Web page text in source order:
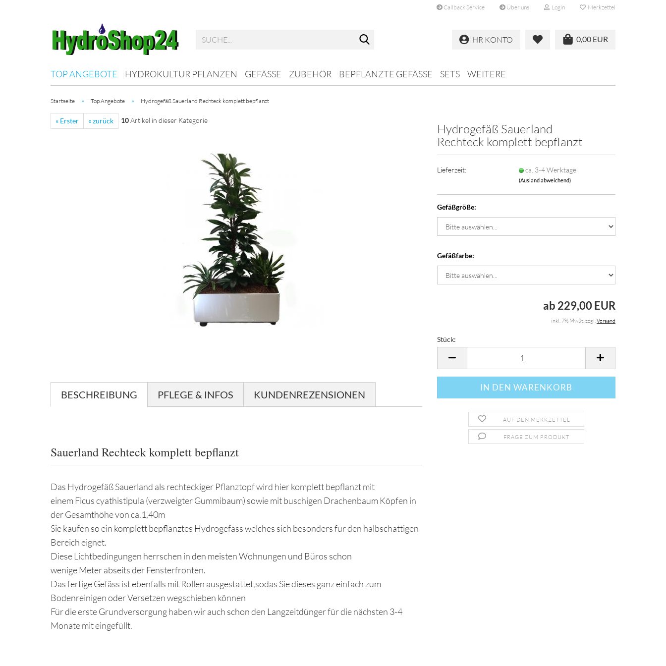
Callback Service Über uns Login Merkzettel
0,00 EUR
IHR KONTO
TOP ANGEBOTE HYDROKULTUR PFLANZEN GEFÄSSE ZUBEHÖR BEPFLANZTE GEFÄSSE SETS WEITERE
Startseite » Top Angebote » Hydrogefäß Sauerland Rechteck komplett bepflanzt
« Erster « zurück 10Artikel in dieser Kategorie
Hydrogefäß Sauerland
Rechteck komplett bepflanzt
Lieferzeit: ca. 3-4 Werktage
(Ausland abweichend)
Gefäßgröße:
Gefäßfarbe:
ab 229,00 EUR
inkl. 7% MwSt. zzgl.Versand
Stück:
Stück
AUF DEN MERKZETTEL
FRAGE ZUM PRODUKT
BESCHREIBUNG PFLEGE & INFOS KUNDENREZENSIONEN
Sauerland Rechteck komplett bepflanzt
Das Hydrogefäß Sauerland als rechteckiger Pflanztopf wird hier komplett bepflanzt mit
einem Ficus cyathistipula (verzweigter Gummibaum) sowie mit buschigen Drachenbaum Köpfen in
der Gesamthöhe von ca.1,40m
Sie kaufen so ein komplett bepflanztes Hydrogefäss welches sich besonders für den halbschattigen
Bereich eignet.
Diese Lichtbedingungen herrschen in den meisten Wohnungen und Büros schon
wenige Meter abseits der Fensterfronten.
Das fertige Gefäss ist ebenfalls mit Rollen ausgestattet,sodas Sie dieses ganz einfach zum
Bodenreinigen oder Versetzen wegschieben können
Für die erste Grundversorgung haben wir auch schon den Langzeitdünger für die nächsten 3-4
Monate mit eingefüllt.